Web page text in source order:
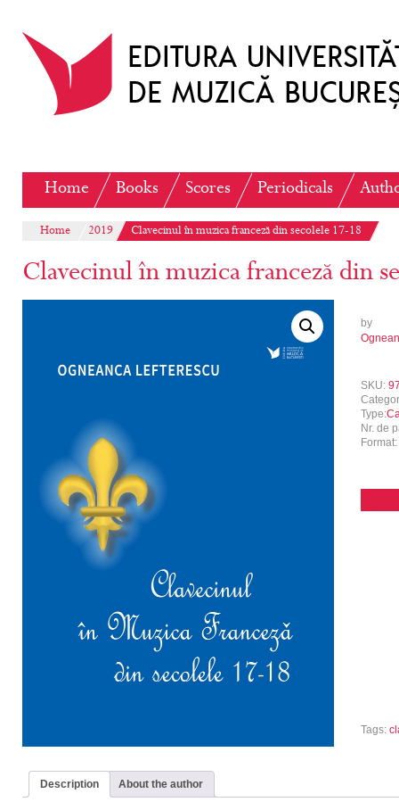
Home Books Scores Periodicals
Home 2019 Clavecinul în muzica franceză din secolele 17-18
Clavecinul în muzica franceză din
by
SKU:
Type:
Nr. de
Format:
Tags:
Description About the author